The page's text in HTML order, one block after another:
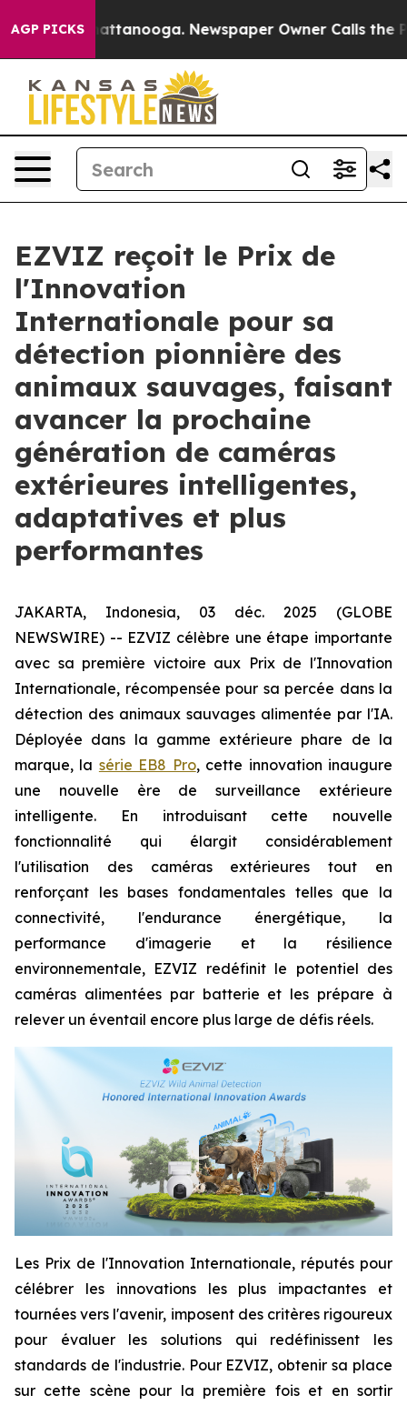
AGP PICKS
in Chattanooga. Newspaper Owner Calls the
EZVIZ reçoit le Prix de
l'Innovation
Internationale pour sa
détection pionnière des
animaux sauvages, faisant
avancer la prochaine
génération de caméras
extérieures intelligentes,
adaptatives et plus
performantes
JAKARTA, Indonesia, 03 déc. 2025 (GLOBE
NEWSWIRE) -- EZVIZ célèbre une étape importante
avec sa première victoire aux Prix de l'Innovation
Internationale, récompensée pour sa percée dans la
détection des animaux sauvages alimentée par l'IA.
Déployée dans la gamme extérieure phare de la
marque, la série EB8 Pro, cette innovation inaugure
une nouvelle ère de surveillance extérieure
intelligente. En introduisant cette nouvelle
fonctionnalité qui élargit considérablement
l'utilisation des caméras extérieures tout en
renforçant les bases fondamentales telles que la
connectivité, l'endurance énergétique, la
performance d'imagerie et la résilience
environnementale, EZVIZ redéfinit le potentiel des
caméras alimentées par batterie et les prépare à
relever un éventail encore plus large de défis réels.
Les Prix de l'Innovation Internationale, réputés pour
célébrer les innovations les plus impactantes et
tournées vers l'avenir, imposent des critères rigoureux
pour évaluer les solutions qui redéfinissent les
standards de l'industrie. Pour EZVIZ, obtenir sa place
sur cette scène pour la première fois et en sortir